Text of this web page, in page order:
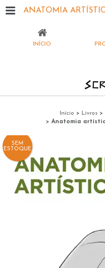
INÍCIO
Início > Livros >
> Anatomia
SEM
ESTOQUE